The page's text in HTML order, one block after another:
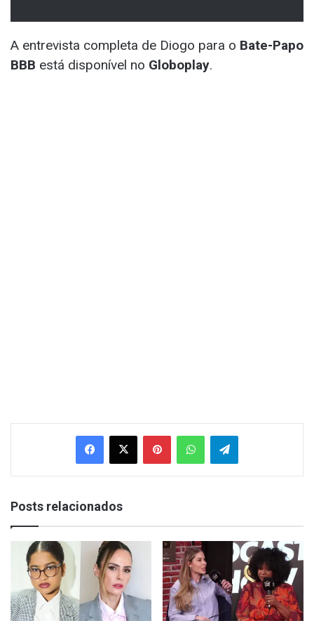
A entrevista completa de Diogo para o Bate-Papo
BBB está disponível no Globoplay.
Facebook
X PinterestWhatsAppTelegram
Posts relacionados